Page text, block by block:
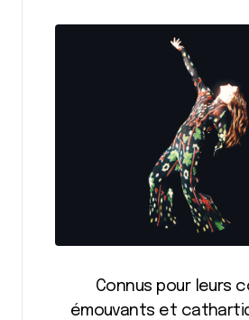
Connus pour leurs concerts
émouvants et